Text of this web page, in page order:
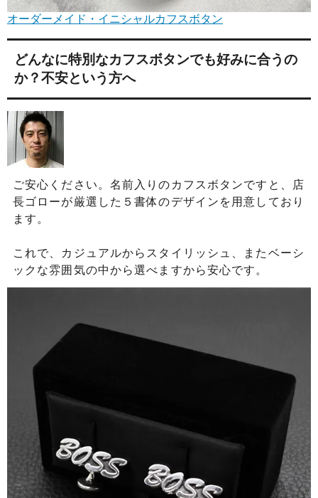
オーダーメイド・イニシャルカフスボタン
どんなに特別なカフスボタンでも好みに合うの
か？不安という方へ
ご安心ください。名前入りのカフスボタンですと、店
長ゴローが厳選した５書体のデザインを用意しており
ます。
これで、カジュアルからスタイリッシュ、またベーシ
ックな雰囲気の中から選べますから安心です。